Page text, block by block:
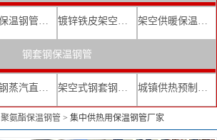
架空保温钢管厂家 镀锌铁皮架空保温管 架空供暖保温钢管
钢套钢保温钢管
钢套钢蒸汽直埋保温管厂家 架空式钢套钢保温管 城镇供热预制直埋蒸汽保温管
聚氨酯保温钢管 > 集中供热用保温钢管厂家